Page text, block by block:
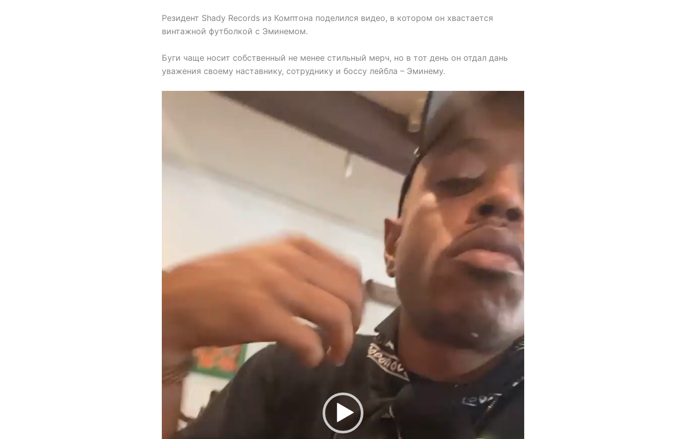
Резидент Shady Records из Комптона поделился видео, в котором он хвастается
винтажной футболкой с Эминемом.
Буги чаще носит собственный не менее стильный мерч, но в тот день он отдал дань
уважения своему наставнику, сотруднику и боссу лейбла – Эминему.